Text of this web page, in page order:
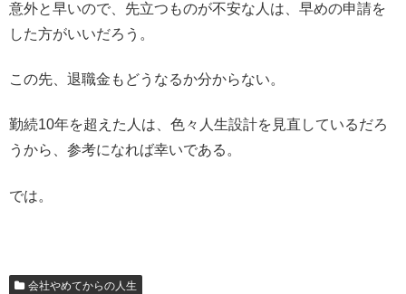
意外と早いので、先立つものが不安な人は、早めの申請を
した方がいいだろう。
この先、退職金もどうなるか分からない。
勤続10年を超えた人は、色々人生設計を見直しているだろ
うから、参考になれば幸いである。
では。
会社やめてからの人生